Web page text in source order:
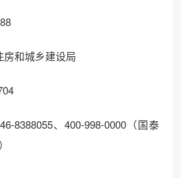
和城乡建设局
8388055、400-998-0000（国泰